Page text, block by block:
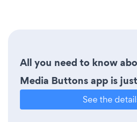
All you need to know
Media Buttons app is
See the